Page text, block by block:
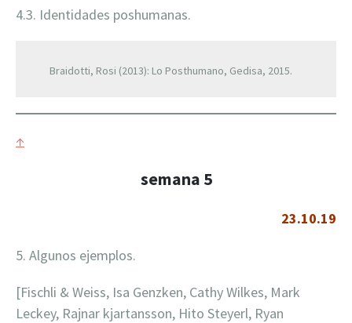
4.3. Identidades poshumanas.
Braidotti, Rosi (2013): Lo Posthumano, Gedisa, 2015.
↑
semana 5
23.10.19
5. Algunos ejemplos.
[Fischli & Weiss, Isa Genzken, Cathy Wilkes, Mark
Leckey, Rajnar kjartansson, Hito Steyerl, Ryan